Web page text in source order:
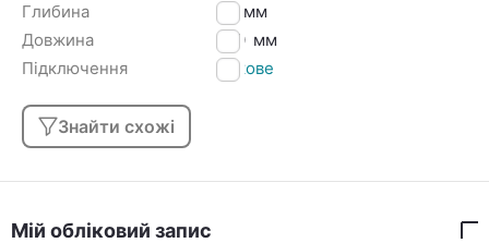
Глибина
60 мм
Довжина
900 мм
Підключення
Бокове
Знайти схожі
Мій обліковий запис